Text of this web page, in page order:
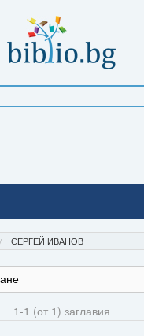
СЕРГЕЙ ИВАНОВ
1-1 (от 1) заглавия